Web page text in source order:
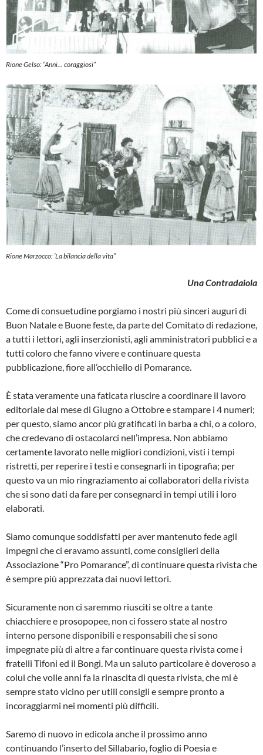
Rione Gelso: “Anni… coraggiosi”
Rione Marzocco: ‘La bilancia della vita”
Una Contradaiola
Come di consuetudine porgiamo i nostri più sinceri auguri di
Buon Natale e Buone feste, da parte del Comitato di redazione,
a tutti i lettori, agli inserzioni­sti, agli amministratori pubblici e a
tutti coloro che fanno vivere e continuare questa
pubblicazione, fiore all’occhiello di Pomarance.
È stata veramente una faticata riuscire a coordinare il lavoro
editoriale dal mese di Giugno a Ottobre e stampare i 4 nu­meri;
per questo, siamo ancor più grati­ficati in barba a chi, o a coloro,
che credevano di ostacolarci nell’impresa. Non abbiamo
certamente lavorato nelle migliori condizioni, visti i tempi
ristretti, per reperire i testi e consegnarli in tipografia; per
questo va un mio ringra­ziamento ai collaboratori della rivista
che si sono dati da fare per consegnarci in tempi utili i loro
elaborati.
Siamo comunque soddisfatti per aver mantenuto fede agli
impegni che ci era­vamo assunti, come consiglieri della
Associazione “Pro Pomarance”, di con­tinuare questa rivista che
è sempre più apprezzata dai nuovi lettori.
Sicuramente non ci saremmo riusciti se oltre a tante
chiacchiere e prosopopee, non ci fossero state al nostro
interno persone disponibili e responsabili che si sono
impegnate più di altre a far conti­nuare questa rivista come i
fratelli Tifoni ed il Bongi. Ma un saluto particolare è doveroso a
colui che volle anni fa la rinascita di questa rivista, che mi è
sem­pre stato vicino per utili consigli e sem­pre pronto a
incoraggiarmi nei momenti più difficili.
Saremo di nuovo in edicola anche il prossimo anno
continuando l’inserto del Sillabario, foglio di Poesia e